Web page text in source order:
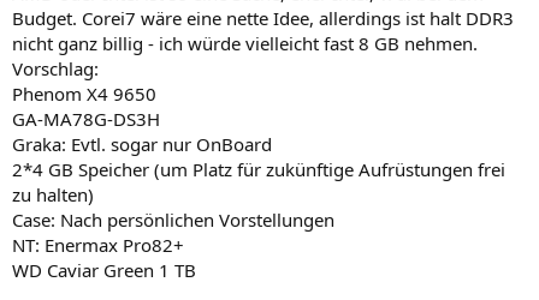
Budget. Corei7 wäre eine nette Idee, allerdings ist halt DDR3
nicht ganz billig - ich würde vielleicht fast 8 GB nehmen.
Vorschlag:
Phenom X4 9650
GA-MA78G-DS3H
Graka: Evtl. sogar nur OnBoard
2*4 GB Speicher (um Platz für zukünftige Aufrüstungen frei
zu halten)
Case: Nach persönlichen Vorstellungen
NT: Enermax Pro82+
WD Caviar Green 1 TB